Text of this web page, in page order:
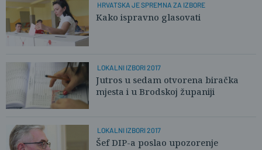
HRVATSKA JE SPREMNA ZA IZBORE
Kako ispravno glasovati
LOKALNI IZBORI 2017
Jutros u sedam otvorena biračka
mjesta i u Brodskoj županiji
LOKALNI IZBORI 2017
Šef DIP-a poslao upozorenje